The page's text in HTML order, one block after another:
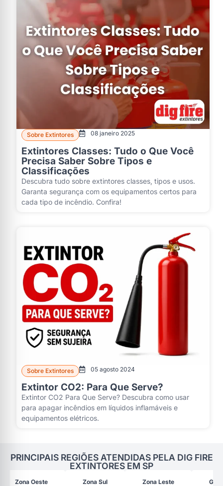
Sobre Extintores 08 janeiro 2025
Extintores Classes: Tudo o Que Você
Precisa Saber Sobre Tipos e
Classificações
Descubra tudo sobre extintores classes, tipos e usos.
Garanta segurança com os equipamentos certos para
cada tipo de incêndio. Confira!
Sobre Extintores 05 agosto 2024
Extintor CO2: Para Que Serve?
Extintor CO2 Para Que Serve? Descubra como usar
para apagar incêndios em líquidos inflamáveis e
equipamentos elétricos.
PRINCIPAIS REGIÕES ATENDIDAS PELA DIG FIRE
EXTINTORES EM SP
Zona Oeste Zona Sul Zona Leste